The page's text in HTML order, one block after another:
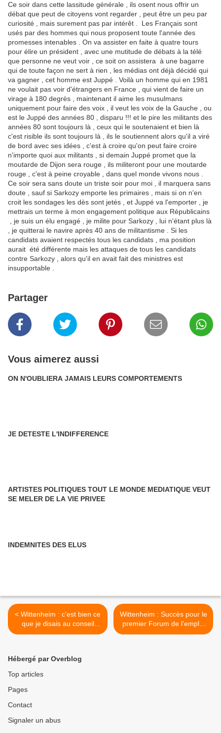
Ce soir dans cette lassitude générale , ils osent nous offrir un
débat que peut de citoyens vont regarder , peut être un peu par
curiosité , mais surement pas par intérêt . Les Français sont
usés par des hommes qui nous proposent toute l'année des
promesses intenables . On va assister en faite à quatre tours
pour élire un président , avec une mutitude de débats à la télé
que personne ne veut voir , ce soit on assistera à une bagarre
qui de toute façon ne sert à rien , les médias ont déjà décidé qui
va gagner , cet homme est Juppé . Voilà un homme qui en 1981
ne voulait pas voir d'étrangers en France , qui vient de faire un
virage à 180 degrès , maintenant il aime les musulmans
uniquement pour faire des voix , il veut les voix de la Gauche , ou
est le Juppé des années 80 , disparu !!! et le pire les militants des
années 80 sont toujours là , ceux qui le soutenaient et bien là
c'est risible ils sont toujours là , ils le soutiennent alors qu'il a viré
de bord avec ses idées , c'est à croire qu'on peut faire croire
n'importe quoi aux militants , si demain Juppé promet que la
moutarde de Dijon sera rouge , ils militeront pour une moutarde
rouge , c'est à peine croyable , dans quel monde vivons nous .
Ce soir sera sans doute un triste soir pour moi , il marquera sans
doute , sauf si Sarkozy emporte les primaires , mais si on n'en
croit les sondages les dès sont jetés , et Juppé va l'emporter , je
mettrais un terme à mon engagement politique aux Républicains
, je suis un élu engagé , je milite pour Sarkozy , lui n'étant plus là
, je quitterai le navire après 40 ans de militantisme . Si les
candidats avaient respectés tous les candidats , ma position
aurait été différente mais les attaques de tous les candidats
contre Sarkozy , alors qu'il en avait fait des ministres est
insupportable .
Partager
Vous aimerez aussi
ON N'OUBLIERA JAMAIS LEURS COMPORTEMENTS
JE DETESTE L'INDIFFERENCE
ARTISTES POLITIQUES TOUT LE MONDE MEDIATIQUE VEUT
SE MELER DE LA VIE PRIVEE
INDEMNITES DES ELUS
< Wittenheim : c'est bien ce
que je disais au conseil
municipal
Wittenheim : Succès pour le
premier Forum de l'emploi
>
Hébergé par Overblog
Top articles
Pages
Contact
Signaler un abus